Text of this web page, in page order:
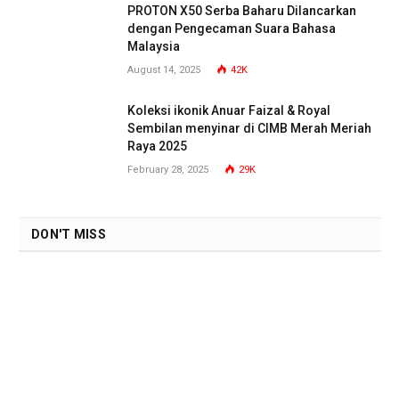
PROTON X50 Serba Baharu Dilancarkan
dengan Pengecaman Suara Bahasa
Malaysia
August 14, 2025 42K
Koleksi ikonik Anuar Faizal & Royal
Sembilan menyinar di CIMB Merah Meriah
Raya 2025
February 28, 2025 29K
DON'T MISS